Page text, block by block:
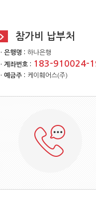
참가비 납부처
· 은행명 : 하나은행
· 계좌번호 : 183-910024-
· 예금주 : 케이훼어스(주)